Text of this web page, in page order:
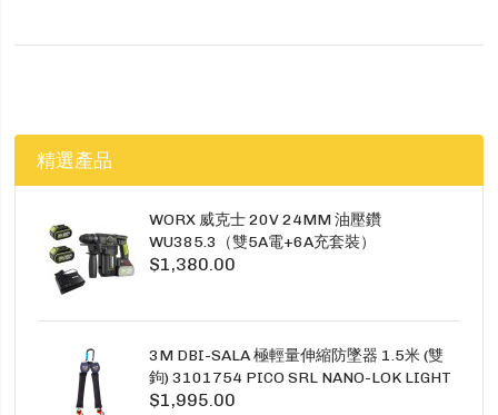
精選產品
WORX 威克士 20V 24MM 油壓鑽
WU385.3（雙5A電+6A充套裝）
$1,380.00
3M DBI-SALA 極輕量伸縮防墜器 1.5米 (雙
鉤) 3101754 PICO SRL NANO-LOK LIGHT
1.5M TWINS
$1,995.00